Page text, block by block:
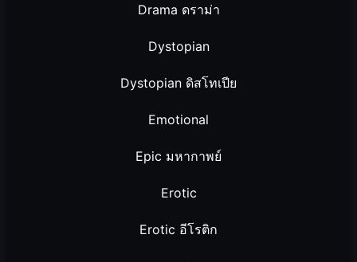
Drama ดราม่า
Dystopian
Dystopian ดิสโทเปีย
Emotional
Epic มหากาพย์
Erotic
Erotic อีโรติก